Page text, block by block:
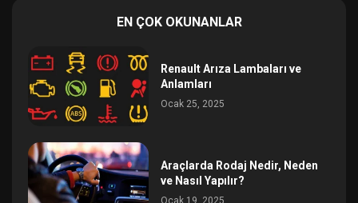
EN ÇOK OKUNANLAR
Renault Arıza Lambaları ve
Anlamları
Ocak 25, 2025
Araçlarda Rodaj Nedir, Neden
ve Nasıl Yapılır?
Ocak 19, 2025